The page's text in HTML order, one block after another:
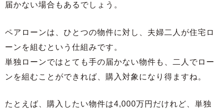
届かない場合もあるでしょう。
ペアローンは、ひとつの物件に対し、夫婦二人が住宅ロ
ーンを組むという仕組みです。
単独ローンではとても手の届かない物件も、二人でロー
ンを組むことができれば、購入対象になり得ますね。
たとえば、購入したい物件は4,000万円だけれど、単独